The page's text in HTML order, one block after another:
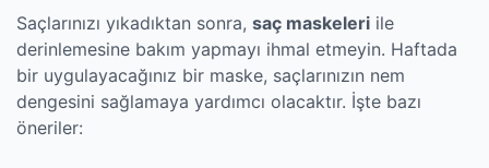
Saçlarınızı yıkadıktan sonra, saç maskeleri ile
derinlemesine bakım yapmayı ihmal etmeyin. Haftada
bir uygulayacağınız bir maske, saçlarınızın nem
dengesini sağlamaya yardımcı olacaktır. İşte bazı
öneriler: